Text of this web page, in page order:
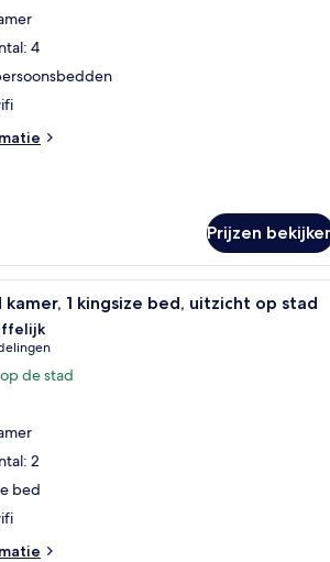
4
Prijzen
Hotelkamer met een groot
kamer, 1 kingsize bed, uitzicht op stad
de stad
2
bed